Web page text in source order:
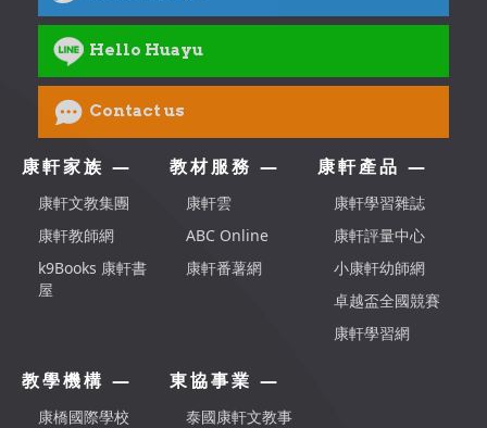
Hello Huayu
Contact us
康軒家族 —
康軒文教集團
康軒教師網
k9Books 康軒書
屋
教材服務 —
康軒雲
ABC Online
康軒番薯網
康軒產品 —
康軒學習雜誌
康軒評量中心
小康軒幼師網
卓越盃全國競賽
康軒學習網
教學機構 —
康橋國際學校
東協事業 —
泰國康軒文教事